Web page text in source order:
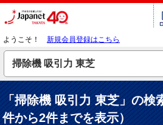
ようこそ！ 新規会員登録はこちら
「掃除機 吸引力 東芝」の
件から2件までを表示）